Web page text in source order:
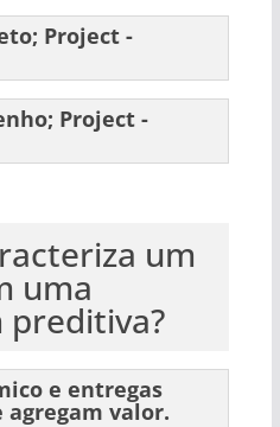
Project -
Project -
um
uma
preditiva?
e entregas
valor.